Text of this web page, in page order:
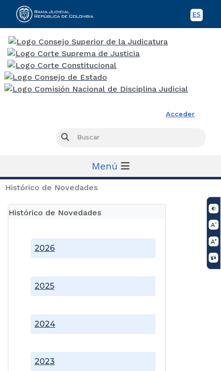
ES
Acceder
Buscar
Menú
Histórico de Novedades
Histórico de Novedades
2023
2024
2025
2026